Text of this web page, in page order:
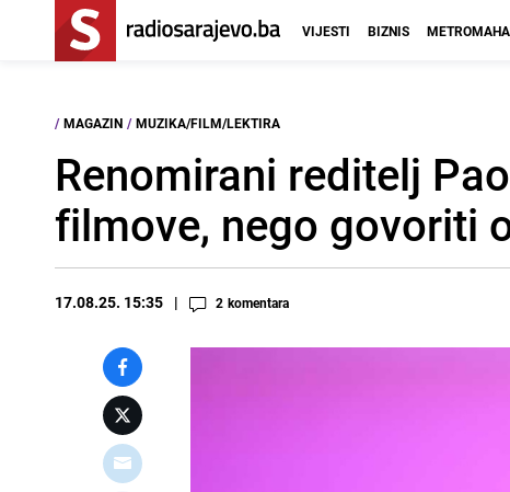
VIJESTI BIZNIS
/ MAGAZIN / MUZIKA/FILM/LEKTIRA
Renomirani reditelj
filmove, nego govoriti
17.08.25. 15:35 2 komentara